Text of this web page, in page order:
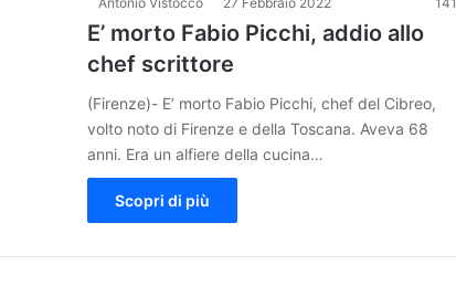
E’ morto Fabio Picchi, addio allo
chef scrittore
(Firenze)- E’ morto Fabio Picchi, chef del Cibreo,
volto noto di Firenze e della Toscana. Aveva 68
anni. Era un alfiere della cucina…
Scopri di più